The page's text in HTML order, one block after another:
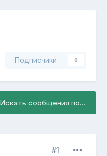
Подписчики 0
Искать сообщения по...
#1